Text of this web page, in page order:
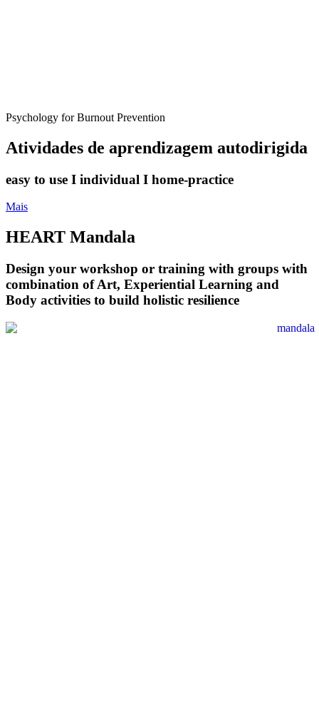
Psychology for Burnout Prevention
Atividades de aprendizagem autodirigida
easy to use I individual I home-practice
Mais
HEART Mandala
Design your workshop or training with groups with
combination of Art, Experiential Learning and
Body activities to build holistic resilience